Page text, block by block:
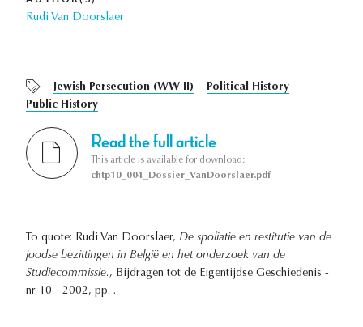
Rudi Van Doorslaer
Jewish Persecution (WW II)
Political History
Public History
Read the full article
This article is available for download:
chtp10_004_Dossier_VanDoorslaer.pdf
To quote: Rudi Van Doorslaer, De spoliatie en restitutie van de
joodse bezittingen in België en het onderzoek van de
Studiecommissie., Bijdragen tot de Eigentijdse Geschiedenis -
nr 10 - 2002, pp. .